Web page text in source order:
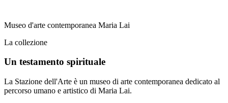
Museo d'arte contemporanea Maria Lai
La collezione
Un testamento spirituale
La Stazione dell'Arte è un museo di arte contemporanea dedicato al
percorso umano e artistico di Maria Lai.